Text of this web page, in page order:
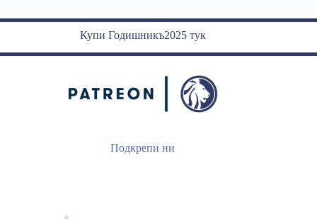
Купи Годишникъ2025 тук
Подкрепи ни